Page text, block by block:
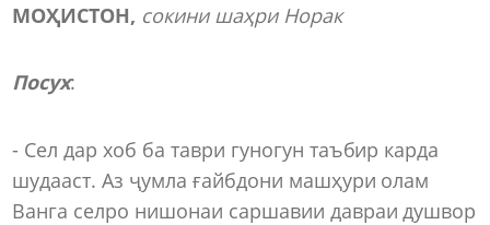
МОҲИСТОН, сокини шаҳри Норак
Посух:
- Сел дар хоб ба таври гуногун таъбир карда
шудааст. Аз ҷумла ғайбдони машҳури олам
Ванга селро нишонаи саршавии давраи душвор